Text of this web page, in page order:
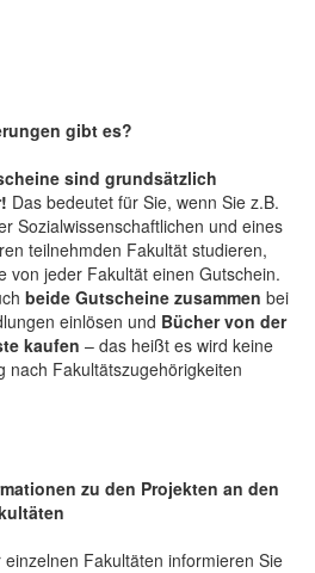
gibt es?
sind grundsätzlich
Das bedeutet für Sie, wenn Sie z.B.
Sozialwissenschaftlichen und eines
teilnehmden Fakultät studieren,
von jeder Fakultät einen Gutschein.
beide Gutscheine zusammen bei
einlösen und Bücher von der
kaufen – das heißt es wird keine
nach Fakultätszugehörigkeiten
zu den Projekten an den
einzelnen Fakultäten informieren Sie